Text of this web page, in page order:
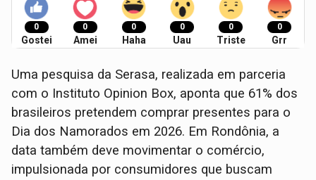
0
Gostei
0
Amei
0
Haha
0
Uau
0
Triste
0
Grr
Uma pesquisa da Serasa, realizada em parceria
com o Instituto Opinion Box, aponta que 61% dos
brasileiros pretendem comprar presentes para o
Dia dos Namorados em 2026. Em Rondônia, a
data também deve movimentar o comércio,
impulsionada por consumidores que buscam